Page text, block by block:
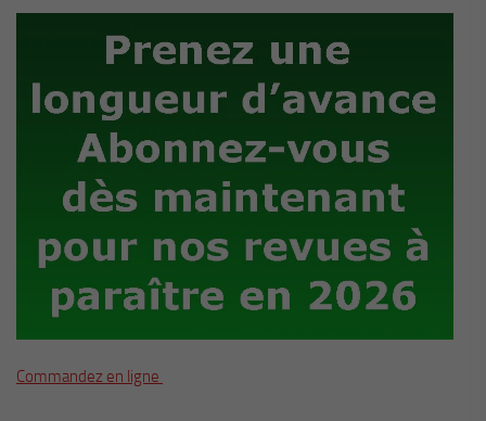
Commandez en ligne